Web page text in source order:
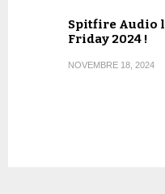
Spitfire Audio
Friday 2024 !
NOVEMBRE 18, 2024